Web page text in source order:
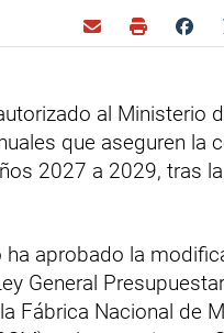
al Ministerio
que aseguren la
2027 a 2029, tras
ha aprobado la
General
Fábrica Nacional de